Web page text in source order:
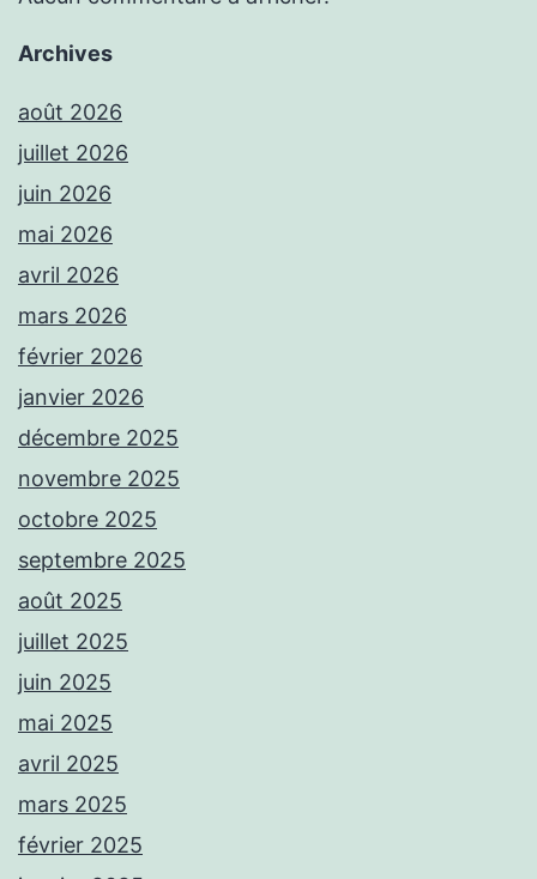
Archives
août 2026
juillet 2026
juin 2026
mai 2026
avril 2026
mars 2026
février 2026
janvier 2026
décembre 2025
novembre 2025
octobre 2025
septembre 2025
août 2025
juillet 2025
juin 2025
mai 2025
avril 2025
mars 2025
février 2025